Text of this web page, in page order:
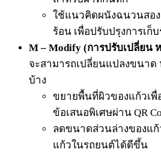
ใช้แนวคิดผนังฉนวนสอ
ร้อน เพื่อปรับปรุงการเก็
M – Modify (การปรับเปลี่ยน
จะสามารถเปลี่ยนแปลงขนา
บ้าง
ขยายพื้นที่ผิวของแก้วเพื่
ข้อเสนอพิเศษผ่าน QR
ลดขนาดส่วนล่างของแก้
แก้วในรถยนต์ได้ดีขึ้น